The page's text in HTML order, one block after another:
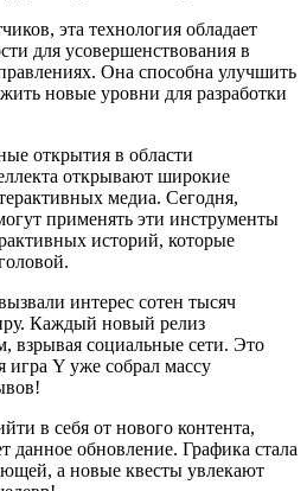
эта технология обладает
для усовершенствования в
Она способна улучшить
новые уровни для разработки
открытия в области
открывают широкие
медиа. Сегодня,
применять эти инструменты
историй, которые
интерес сотен тысяч
Каждый новый релиз
взрывая социальные сети. Это
игра Y уже собрал массу
в себя от нового контента,
данное обновление. Графика стала
а новые квесты увлекают